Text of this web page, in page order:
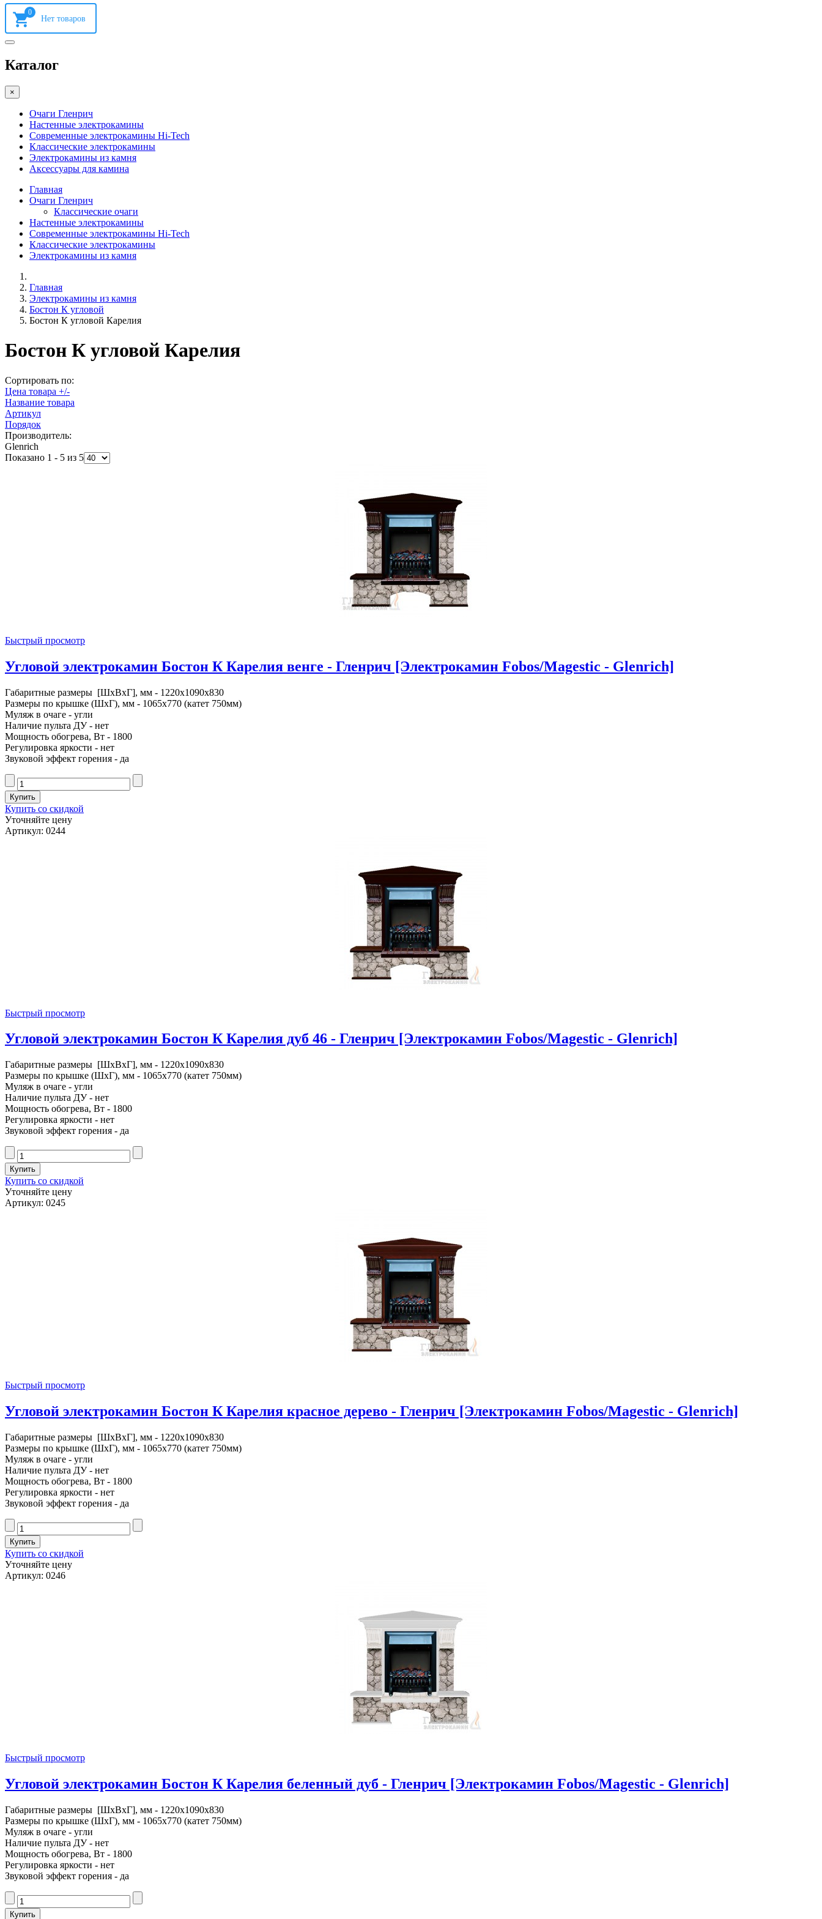
0
Каталог
×
Очаги Гленрич
Настенные электрокамины
Современные электрокамины Hi-Tech
Классические электрокамины
Электрокамины из камня
Аксессуары для камина
Главная
Очаги Гленрич
Классические очаги
Настенные электрокамины
Современные электрокамины Hi-Tech
Классические электрокамины
Электрокамины из камня
Главная
Электрокамины из камня
Бостон К угловой
Бостон К угловой Карелия
Бостон К угловой Карелия
Сортировать по:
Цена товара +/-
Название товара
Артикул
Порядок
Производитель:
Glenrich
Показано 1 - 5 из 5
Быстрый просмотр
Угловой электрокамин Бостон К Карелия венге - Гленрич [Электрокамин Fobos/Magestic - Glenrich]
Габаритные размеры [ШxВxГ], мм - 1220x1090x830
Размеры по крышке (ШxГ), мм - 1065x770 (катет 750мм)
Муляж в очаге - угли
Наличие пульта ДУ - нет
Мощность обогрева, Вт - 1800
Регулировка яркости - нет
Звуковой эффект горения - да
Купить со скидкой
Уточняйте цену
Артикул: 0244
Быстрый просмотр
Угловой электрокамин Бостон К Карелия дуб 46 - Гленрич [Электрокамин Fobos/Magestic - Glenrich]
Габаритные размеры [ШxВxГ], мм - 1220x1090x830
Размеры по крышке (ШxГ), мм - 1065x770 (катет 750мм)
Муляж в очаге - угли
Наличие пульта ДУ - нет
Мощность обогрева, Вт - 1800
Регулировка яркости - нет
Звуковой эффект горения - да
Купить со скидкой
Уточняйте цену
Артикул: 0245
Быстрый просмотр
Угловой электрокамин Бостон К Карелия красное дерево - Гленрич [Электрокамин Fobos/Magestic - Glenrich]
Габаритные размеры [ШxВxГ], мм - 1220x1090x830
Размеры по крышке (ШxГ), мм - 1065x770 (катет 750мм)
Муляж в очаге - угли
Наличие пульта ДУ - нет
Мощность обогрева, Вт - 1800
Регулировка яркости - нет
Звуковой эффект горения - да
Купить со скидкой
Уточняйте цену
Артикул: 0246
Быстрый просмотр
Угловой электрокамин Бостон К Карелия беленный дуб - Гленрич [Электрокамин Fobos/Magestic - Glenrich]
Габаритные размеры [ШxВxГ], мм - 1220x1090x830
Размеры по крышке (ШxГ), мм - 1065x770 (катет 750мм)
Муляж в очаге - угли
Наличие пульта ДУ - нет
Мощность обогрева, Вт - 1800
Регулировка яркости - нет
Звуковой эффект горения - да